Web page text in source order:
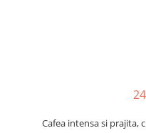
Cafea intensa si prajita,